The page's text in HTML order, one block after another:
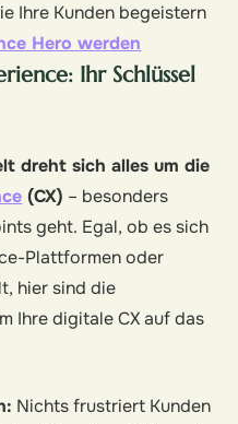
Ihre Kunden begeistern
Hero werden
Ihr Schlüssel
dreht sich alles um die
(CX) – besonders
geht. Egal, ob es sich
Plattformen oder
hier sind die
Ihre digitale CX auf das
Nichts frustriert Kunden